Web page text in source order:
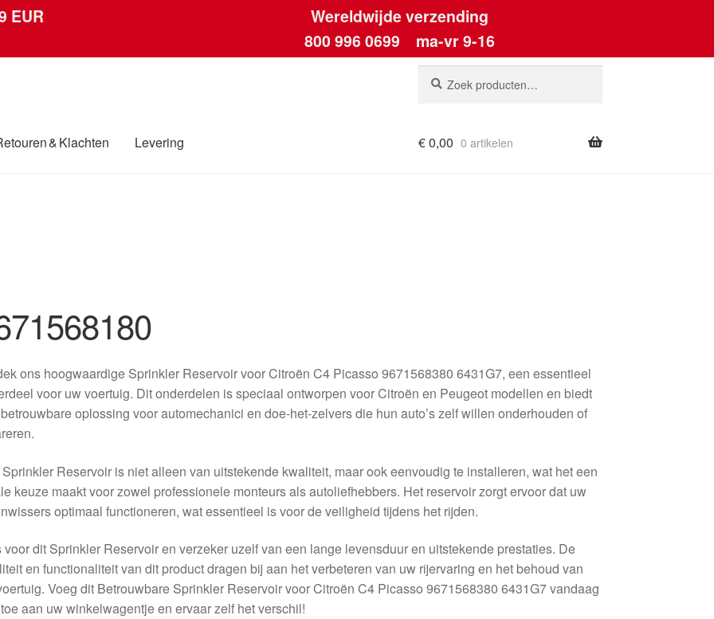
EUR
Wereldwijde verzending
800 996 0699 ma-vr 9-16
naar:
& Klachten Levering €0,00 0 artikelen
ons hoogwaardige Sprinkler Reservoir voor Citroën C4 Picasso 9671568380 6431G7, een essentieel
voor uw voertuig. Dit onderdelen is speciaal ontworpen voor Citroën en Peugeot modellen en biedt
oplossing voor automechanici en doe-het-zelvers die hun auto’s zelf willen onderhouden of
Reservoir is niet alleen van uitstekende kwaliteit, maar ook eenvoudig te installeren, wat het een
keuze maakt voor zowel professionele monteurs als autoliefhebbers. Het reservoir zorgt ervoor dat uw
optimaal functioneren, wat essentieel is voor de veiligheid tijdens het rijden.
voor dit Sprinkler Reservoir en verzeker uzelf van een lange levensduur en uitstekende prestaties. De
en functionaliteit van dit product dragen bij aan het verbeteren van uw rijervaring en het behoud van
Voeg dit Betrouwbare Sprinkler Reservoir voor Citroën C4 Picasso 9671568380 6431G7 vandaag
aan uw winkelwagentje en ervaar zelf het verschil!